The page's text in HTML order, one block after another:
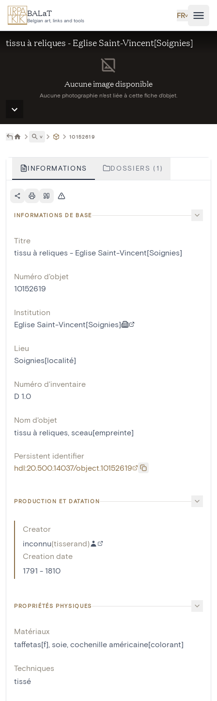
Aller au contenu principal
BALaT
Belgian art, links and tools
FR˅
Aucune image disponible
Aucune photographie n'est liée à cette fiche d'objet.
tissu à reliques - Eglise Saint-Vincent[Soignies]
˅ 10152619
INFORMATIONS DOSSIERS (1)
INFORMATIONS DE BASE
Titre
tissu à reliques - Eglise Saint-Vincent[Soignies]
Numéro d'objet
10152619
Institution
Eglise Saint-Vincent[Soignies]
Lieu
Soignies[localité]
Numéro d'inventaire
D 1.0
Nom d'objet
tissu à reliques, sceau[empreinte]
Persistent identifier
hdl:20.500.14037/object.10152619
PRODUCTION ET DATATION
Creator
inconnu(tisserand)
Creation date
1791 - 1810
PROPRIÉTÉS PHYSIQUES
Matériaux
taffetas[f], soie, cochenille américaine[colorant]
Techniques
tissé